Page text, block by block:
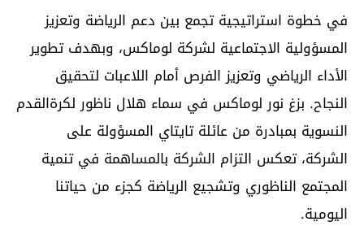
في خطوة استراتيجية تجمع بين دعم الرياضة وتعزيز
المسؤولية الاجتماعية لشركة لوماكس، وبهدف تطوير
الأداء الرياضي وتعزيز الفرص أمام اللاعبات لتحقيق
النجاح. بزغ نور لوماكس في سماء هلال ناظور لكرةالقدم
النسوية بمبادرة من عائلة تايتاي المسؤولة على
الشركة، تعكس التزام الشركة بالمساهمة في تنمية
المجتمع الناظوري وتشجيع الرياضة كجزء من حياتنا
اليومية.